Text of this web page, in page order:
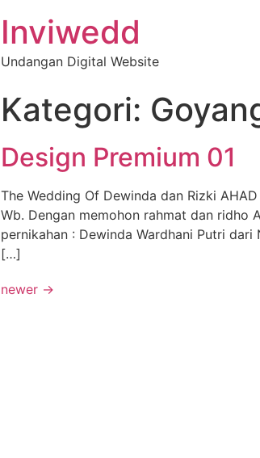
Inviwedd
Undangan Digital Website
Kategori:
Design Premium 01
The Wedding Of Dewinda dan Rizki
Wb. Dengan memohon rahmat dan ridho
pernikahan : Dewinda Wardhani Putri dari
[…]
newer →